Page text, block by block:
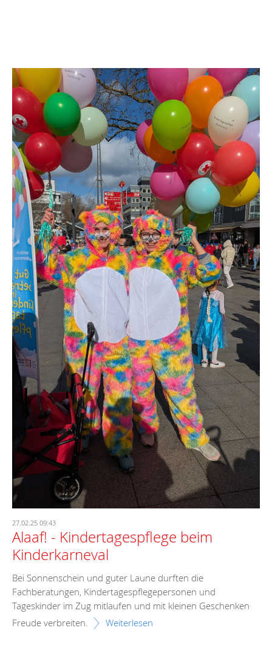
27.02.25 09:43
Alaaf! - Kindertagespflege beim
Kinderkarneval
Bei Sonnenschein und guter Laune durften die
Fachberatungen, Kindertagespflegepersonen und
Tageskinder im Zug mitlaufen und mit kleinen Geschenken
Freude verbreiten.
Weiterlesen